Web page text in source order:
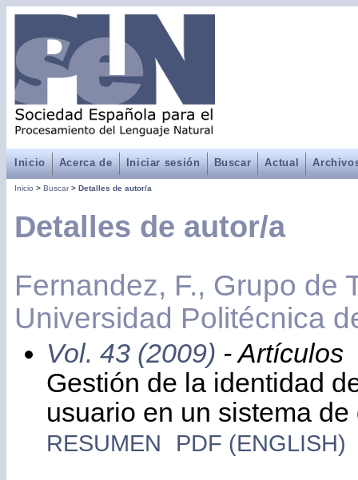
Inicio Acerca de Iniciar sesión Buscar Actual
Inicio > Buscar> Detalles de autor/a
Detalles de autor/a
Fernandez, F., Grupo de
Universidad Politécnica
Vol. 43 (2009) - Artículos
Gestión de la identidad
usuario en un sistema de
RESUMEN PDF (ENGLISH)